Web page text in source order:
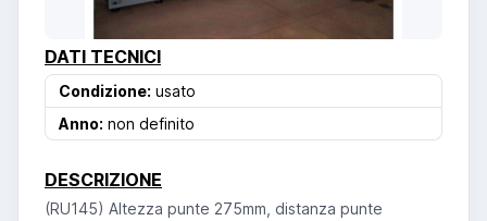
DATI TECNICI
Condizione: usato
Anno: non definito
DESCRIZIONE
(RU145) Altezza punte 275mm, distanza punte